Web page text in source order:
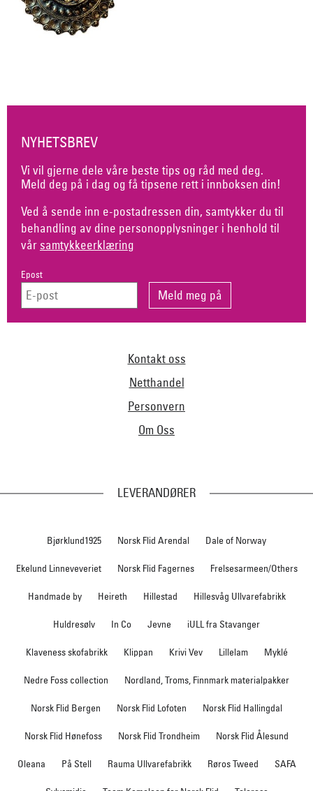
NYHETSBREV
Vi vil gjerne dele våre beste tips og råd med deg.
Meld deg på i dag og få tipsene rett i innboksen din!
Ved å sende inn e-postadressen din, samtykker du til
behandling av dine personopplysninger i henhold til
vår samtykkeerklæring
Epost
Kontakt oss
Netthandel
Personvern
Om Oss
LEVERANDØRER
Bjørklund1925 Norsk Flid Arendal Dale of Norway
Ekelund Linneveveriet Norsk Flid Fagernes Frelsesarmeen/Others
Handmade by Heireth Hillestad Hillesvåg Ullvarefabrikk
Huldresølv In Co Jevne iULL fra Stavanger
Klaveness skofabrikk Klippan Krivi Vev Lillelam Myklé
Nedre Foss collection Nordland, Troms, Finnmark materialpakker
Norsk Flid Bergen Norsk Flid Lofoten Norsk Flid Hallingdal
Norsk Flid Hønefoss Norsk Flid Trondheim Norsk Flid Ålesund
Oleana På Stell Rauma Ullvarefabrikk Røros Tweed SAFA